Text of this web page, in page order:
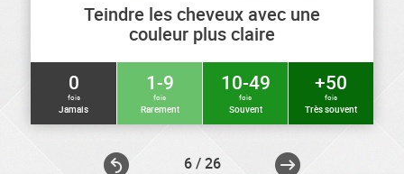
Teindre les cheveux avec une
couleur plus claire
0
fois
Jamais
1-9
fois
Rarement
10-49
fois
Souvent
+50
fois
Très souvent
6 / 26